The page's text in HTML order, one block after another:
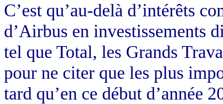
C’est qu’au-delà d’intérêts
d’Airbus en investissements
tel que Total, les Grands
pour ne citer que les plus
tard qu’en ce début d’année